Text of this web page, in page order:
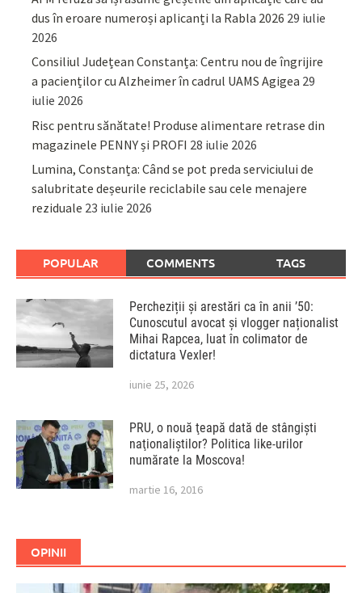
dus în eroare numeroși aplicanți la Rabla 2026 29 iulie
2026
Consiliul Județean Constanța: Centru nou de îngrijire
a pacienților cu Alzheimer în cadrul UAMS Agigea 29
iulie 2026
Risc pentru sănătate! Produse alimentare retrase din
magazinele PENNY și PROFI 28 iulie 2026
Lumina, Constanța: Când se pot preda serviciului de
salubritate deșeurile reciclabile sau cele menajere
reziduale 23 iulie 2026
POPULAR COMMENTS TAGS
Percheziții și arestări ca în anii ’50:
Cunoscutul avocat și vlogger naționalist
Mihai Rapcea, luat în colimator de
dictatura Vexler!
iunie 25, 2026
PRU, o nouă ţeapă dată de stângişti
naţionaliştilor? Politica like-urilor
numărate la Moscova!
martie 16, 2016
OPINII